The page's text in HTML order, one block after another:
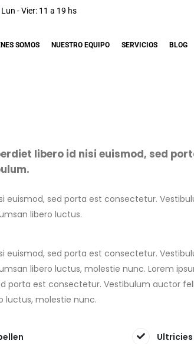
Lun - Vier: 11 a 19 hs
SOMOS NUESTRO EQUIPO SERVICIOS BLOG
libero id nisi euismod, sed
euismod, sed porta est consectetur.
libero luctus.
euismod, sed porta est consectetur.
libero luctus, molestie nunc. Lorem
porta est consectetur. Vestibulum auctor
luctus, molestie nunc.